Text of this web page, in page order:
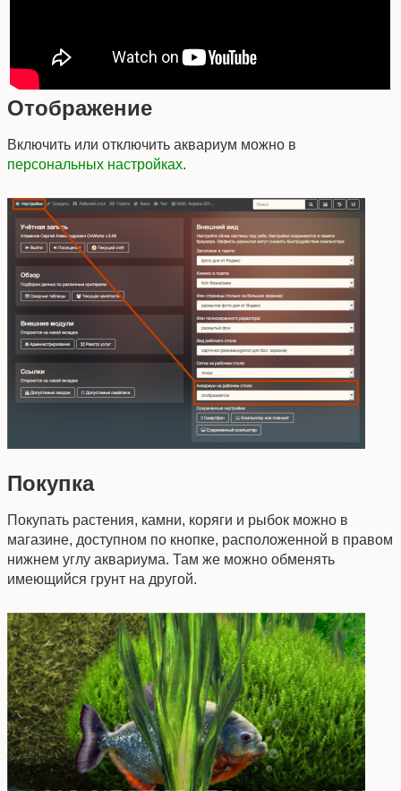
Отображение
Включить или отключить аквариум можно в
персональных настройках.
Покупка
Покупать растения, камни, коряги и рыбок можно в
магазине, доступном по кнопке, расположенной в правом
нижнем углу аквариума. Там же можно обменять
имеющийся грунт на другой.